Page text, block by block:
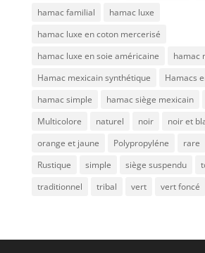
hamac familial
hamac luxe
hamac luxe en coton mercerisé
hamac luxe en soie américaine
hamac
Hamac mexicain synthétique
Hamacs
hamac simple
hamac siège mexicain
Multicolore
naturel noir noir et
orange et jaune
Polypropyléne rare
Rustique
simple siège suspendu
traditionnel
tribal vert vert foncé